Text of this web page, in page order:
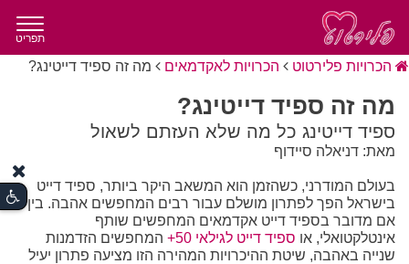
תפריט
הכרויות פלירטוט הכרויות לאקדמאים מה זה ספיד דייטינג?
מה זה ספיד דייטינג?
ספיד דייטינג כל מה שלא העזתם לשאול
מאת: דניאלה סיידוף
בעולם המודרני, כשהזמן הוא המשאב היקר ביותר, ספיד דייט
בישראל הפך לפתרון מושלם עבור רבים המחפשים אהבה. בין
אם מדובר בספיד דייט אקדמאים המחפשים שותף
אינטלקטואלי, או ספיד דייט לגילאי 50+
המחפשים הזדמנות
שנייה באהבה, שיטת ההיכרויות המהירה הזו מציעה פתרון יעיל